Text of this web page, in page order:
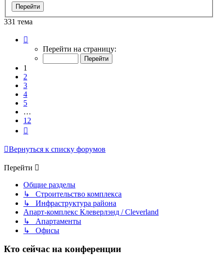
331 тема
Перейти на страницу:
1
2
3
4
5
…
12
Вернуться к списку форумов
Перейти
Общие разделы
↳ Строительство комплекса
↳ Инфраструктура района
Апарт-комплекс Клеверлэнд / Cleverland
↳ Апартаменты
↳ Офисы
Кто сейчас на конференции